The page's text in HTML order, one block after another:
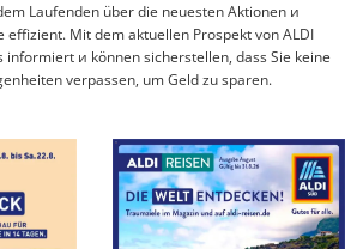
Laufenden über die neuesten Aktionen и
effizient. Mit dem aktuellen Prospekt von ALDI
informiert и können sicherstellen, dass Sie keine
verpassen, um Geld zu sparen.